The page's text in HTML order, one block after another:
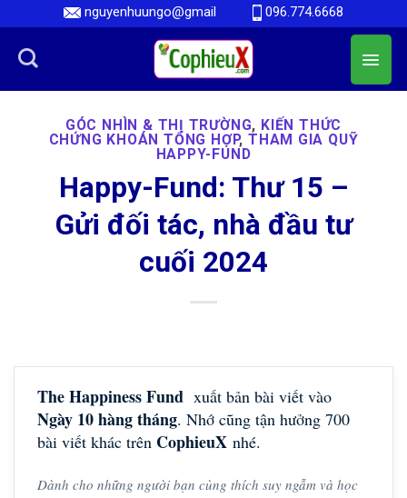
nguyenhuungo@gmail 096.774.6668
GÓC NHÌN & THỊ TRƯỜNG, KIẾN THỨC
CHỨNG KHOÁN TỔNG HỢP, THAM GIA QUỸ
HAPPY-FUND
Happy-Fund: Thư 15 –
Gửi đối tác, nhà đầu tư
cuối 2024
The Happiness Fund xuất bản bài viết vào
Ngày 10 hàng tháng. Nhớ cũng tận hưởng 700
bài viết khác trên CophieuX nhé.
Dành cho những người bạn cùng thích suy ngẫm và học